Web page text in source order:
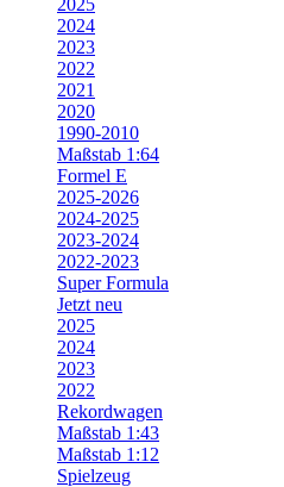
2025
2024
2023
2022
2021
2020
1990-2010
Maßstab 1:64
Formel E
2025-2026
2024-2025
2023-2024
2022-2023
Super Formula
Jetzt neu
2025
2024
2023
2022
Rekordwagen
Maßstab 1:43
Maßstab 1:12
Spielzeug